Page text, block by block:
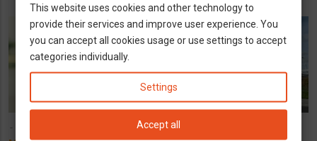
8 November 2022
This website uses cookies and other technology to
provide their services and improve user experience. You
you can accept all cookies usage or use settings to accept
categories individually.
Settings
Accept all